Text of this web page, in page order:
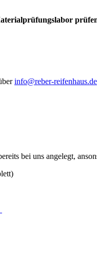
info@reber-reifenhaus.de
bei uns angelegt,